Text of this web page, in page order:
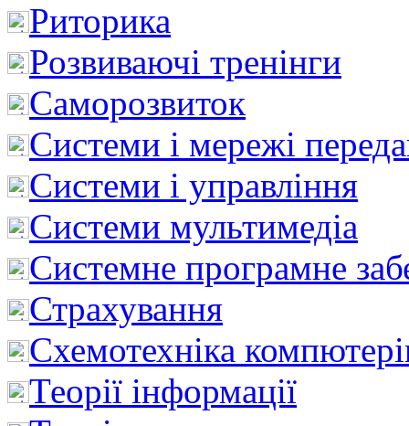
Риторика
Розвиваючі тренінги
Саморозвиток
Системи і мережі
Системи і управління
Системи мультимедіа
Системне програмне
Страхування
Схемотехніка
Теорії інформації